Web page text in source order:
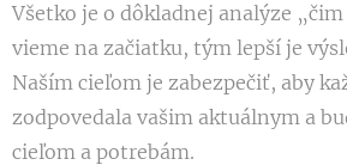
Všetko je o dôkladnej analýze
vieme na začiatku, tým lepší je
Naším cieľom je zabezpečiť, aby
zodpovedala vašim aktuálnym a
cieľom a potrebám.